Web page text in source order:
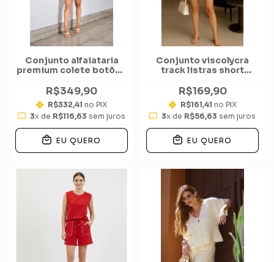
Conjunto alfaiataria
premium colete botões
R$349,90
R$332,41 no PIX
3x de R$116,63 sem juros
EU QUERO
Conjunto viscolycra
track listras short
R$169,90
R$161,41 no PIX
3x de R$56,63 sem juros
EU QUERO